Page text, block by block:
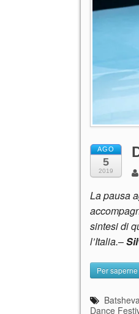
AGO
5
2019
La pausa
sintesi di
l’Italia.–
Per
Dance